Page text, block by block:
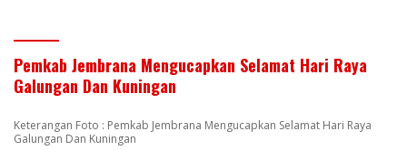
Pemkab Jembrana Mengucapkan Selamat Hari Raya
Galungan Dan Kuningan
Keterangan Foto : Pemkab Jembrana Mengucapkan Selamat Hari Raya
Galungan Dan Kuningan